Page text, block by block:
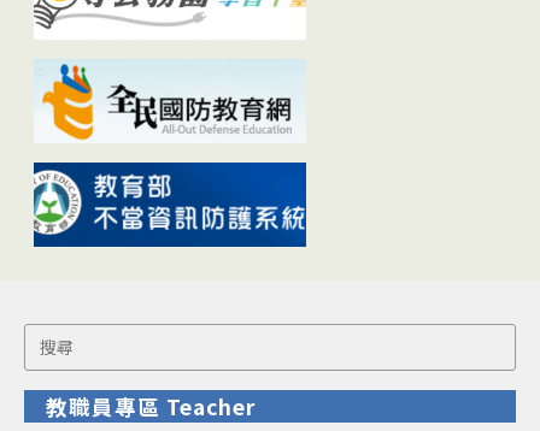
Search
for:
教職員專區 Teacher